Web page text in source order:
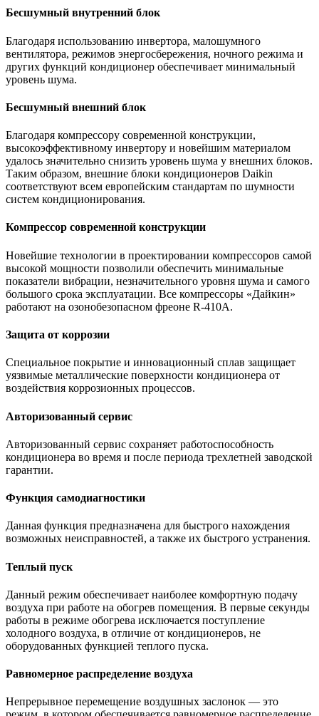
Бесшумный внутренний блок
Благодаря использованию инвертора, малошумного
вентилятора, режимов энергосбережения, ночного режима и
других функций кондиционер обеспечивает минимальный
уровень шума.
Бесшумный внешний блок
Благодаря компрессору современной конструкции,
высокоэффективному инвертору и новейшим материалом
удалось значительно снизить уровень шума у внешних блоков.
Таким образом, внешние блоки кондиционеров Daikin
соответствуют всем европейским стандартам по шумности
систем кондиционирования.
Компрессор современной конструкции
Новейшие технологии в проектировании компрессоров самой
высокой мощности позволили обеспечить минимальные
показатели вибрации, незначительного уровня шума и самого
большого срока эксплуатации. Все компрессоры «Дайкин»
работают на озонобезопасном фреоне R-410A.
Защита от коррозии
Специальное покрытие и инновационный сплав защищает
уязвимые металлические поверхности кондиционера от
воздействия коррозионных процессов.
Авторизованный сервис
Авторизованный сервис сохраняет работоспособность
кондиционера во время и после периода трехлетней заводской
гарантии.
Функция самодиагностики
Данная функция предназначена для быстрого нахождения
возможных неисправностей, а также их быстрого устранения.
Теплый пуск
Данный режим обеспечивает наиболее комфортную подачу
воздуха при работе на обогрев помещения. В первые секунды
работы в режиме обогрева исключается поступление
холодного воздуха, в отличие от кондиционеров, не
оборудованных функцией теплого пуска.
Равномерное распределение воздуха
Непрерывное перемещение воздушных заслонок — это